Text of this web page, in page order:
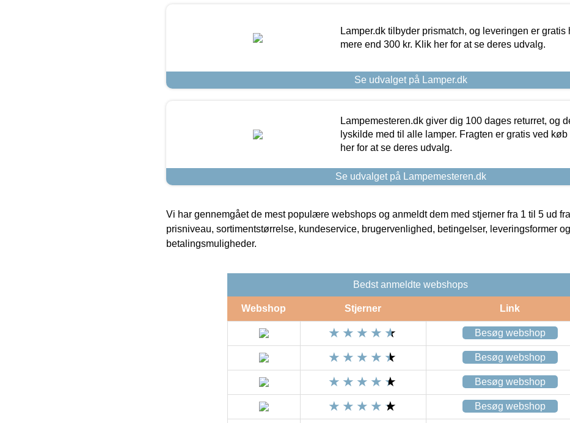
Lamper.dk tilbyder prismatch, og leveringen er gratis
mere end 300 kr. Klik her for at se deres udvalg.
Se udvalget på Lamper.dk
Lampemesteren.dk giver dig 100 dages returret, og
lyskilde med til alle lamper. Fragten er gratis ved
her for at se deres udvalg.
Se udvalget på Lampemesteren.dk
Vi har gennemgået de mest populære webshops og anmeldt dem med stjerner fra 1 til 5 ud
prisniveau, sortimentstørrelse, kundeservice, brugervenlighed, betingelser, leveringsformer og
betalingsmuligheder.
Bedst anmeldte webshops
Webshop Stjerner Link
Besøg webshop
Besøg webshop
Besøg webshop
Besøg webshop